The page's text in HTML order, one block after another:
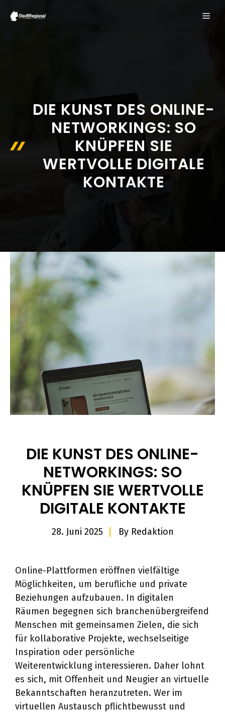
Inhalt
DIE KUNST DES ONLINE-
NETWORKINGS: SO
KNÜPFEN SIE
WERTVOLLE DIGITALE
KONTAKTE
DIE KUNST DES ONLINE-
NETWORKINGS: SO
KNÜPFEN SIE WERTVOLLE
DIGITALE KONTAKTE
28. Juni 2025 By Redaktion
Online-Plattformen eröffnen vielfältige
Möglichkeiten, um berufliche und private
Beziehungen aufzubauen. In digitalen
Räumen begegnen sich branchenübergreifend
Menschen mit gemeinsamen Zielen, die sich
für kollaborative Projekte, wechselseitige
Inspiration oder persönliche
Weiterentwicklung interessieren. Daher lohnt
es sich, mit Offenheit und Neugier an virtuelle
Bekanntschaften heranzutreten. Wer im
virtuellen Austausch pflichtbewusst und